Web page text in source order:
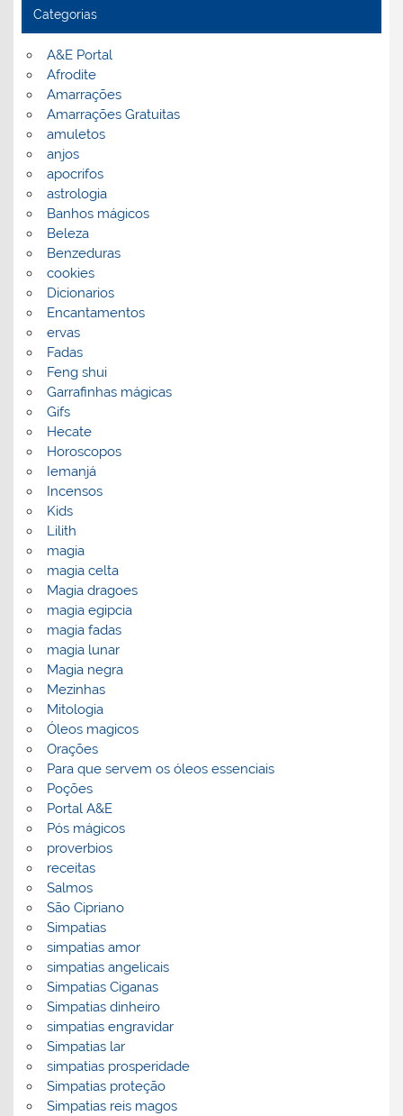
Categorias
A&E Portal
Afrodite
Amarrações
Amarrações Gratuitas
amuletos
anjos
apocrifos
astrologia
Banhos mágicos
Beleza
Benzeduras
cookies
Dicionarios
Encantamentos
ervas
Fadas
Feng shui
Garrafinhas mágicas
Gifs
Hecate
Horoscopos
Iemanjá
Incensos
Kids
Lilith
magia
magia celta
Magia dragoes
magia egipcia
magia fadas
magia lunar
Magia negra
Mezinhas
Mitologia
Óleos magicos
Orações
Para que servem os óleos essenciais
Poções
Portal A&E
Pós mágicos
proverbios
receitas
Salmos
São Cipriano
Simpatias
simpatias amor
simpatias angelicais
Simpatias Ciganas
Simpatias dinheiro
simpatias engravidar
Simpatias lar
simpatias prosperidade
Simpatias proteção
Simpatias reis magos